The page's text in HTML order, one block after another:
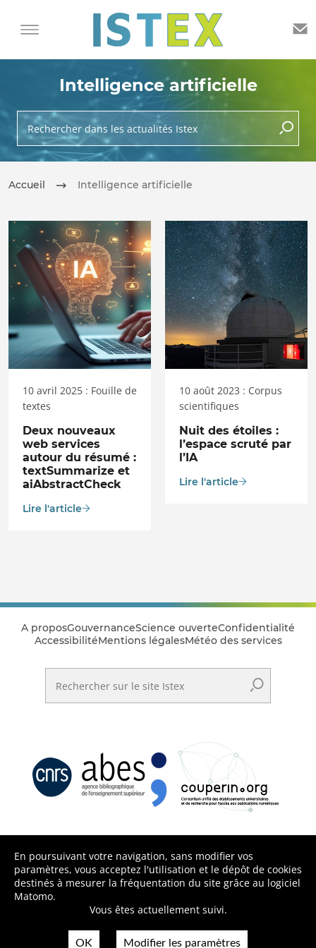
Intelligence artificielle
Rechercher dans les actualités Istex
lancer
Accueil Intelligence artificielle
10 avril 2025 : Fouille de
textes
Deux nouveaux
web services
autour du résumé :
textSummarize et
aiAbstractCheck
Lire l'article
10 août 2023 : Corpus
scientifiques
Nuit des étoiles :
l’espace scruté par
l’IA
Lire l'article
A proposGouvernanceScience ouverteConfidentialité
AccessibilitéMentions légalesMétéo des services
En poursuivant votre navigation, sans modifier vos
paramètres, vous acceptez l'utilisation et le dépôt de cookies
destinés à mesurer la fréquentation du site grâce au logiciel
Matomo.
Vous êtes actuellement suivi.
OK Modifier les paramètres